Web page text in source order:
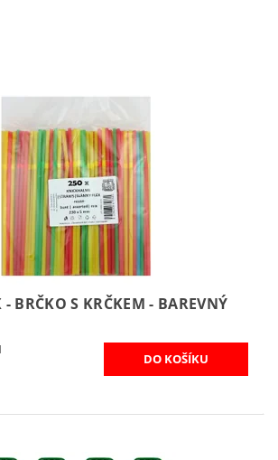
BRČKO S KRČKEM - BAREVNÝ